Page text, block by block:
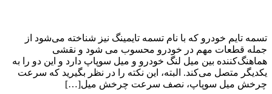
تسمه تایم خودرو که با نام تسمه تایمینگ نیز شناخته می‌شود از
جمله قطعات مهم در خودرو محسوب می شود و نقشی
هماهنگ‌کننده بین میل لنگ خودرو و میل سوپاپ دارد و این دو را به
‬چرخش‭ ‬میل‭ ‬سوپاپ،‭ ‬نصف‭ ‬سرعت‭ ‬چرخش‭ ‬میل‭ […]